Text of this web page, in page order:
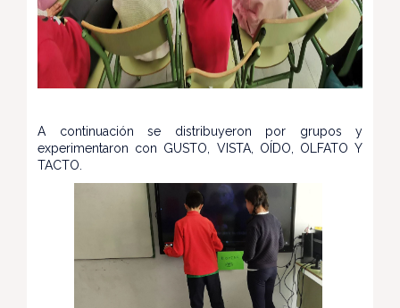
A continuación se distribuyeron por grupos y
experimentaron con GUSTO, VISTA, OÍDO, OLFATO Y
TACTO.